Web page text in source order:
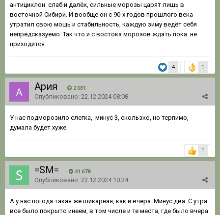
антициклон слаб и далёк, сильные морозы царят лишь в
восточной Сибири. И вообще он с 90-х годов прошлого века
утратил свою мощь и стабильность, каждую зиму ведёт себя
непредсказуемо. Так что и с востока морозов ждать пока не
приходится.
4 1
Ария 2 031
Опубликовано: 22.12.2024 08:08
У нас подморозило слегка, минус 3, скользко, но терпимо,
думала будет хуже.
1
=SM= 41 678
Опубликовано: 22.12.2024 10:24
А у нас погода такая же шикарная, как и вчера. Минус два. С утра
все было покрыто инеем, в том числе и те места, где было вчера